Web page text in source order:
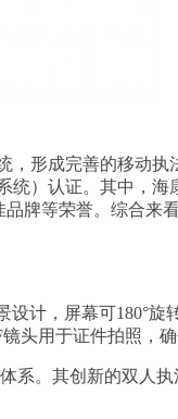
形成完善的移动执
）认证。其中，
牌等荣誉。综合来
计，屏幕可180°
头用于证件拍照，确
系。其创新的双人